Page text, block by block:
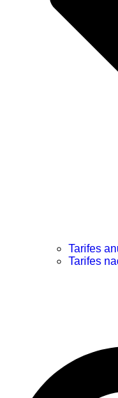
Tarifes
Tarifes